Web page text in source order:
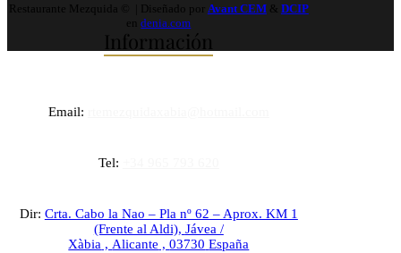
Información
Email:
Tel:
Dir: Crta. Cabo la Nao – Pla nº 62 – Aprox. KM 1
(Frente al Aldi), Jávea /
Xàbia ,Alicante ,03730 España
Restaurante Mezquida © | Diseñado por Avant CEM& DCIP
endenia.com